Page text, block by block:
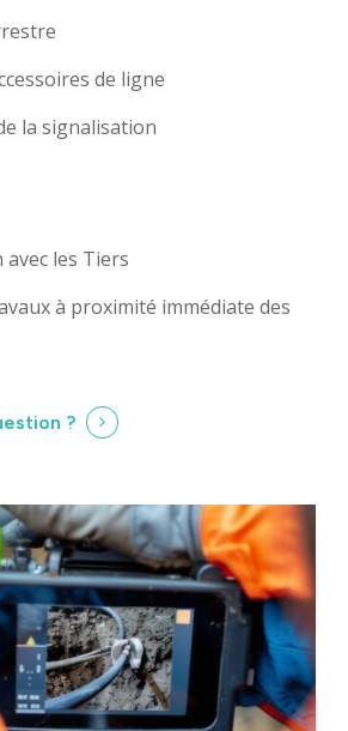
de ligne
la signalisation
les Tiers
à proximité immédiate des
?